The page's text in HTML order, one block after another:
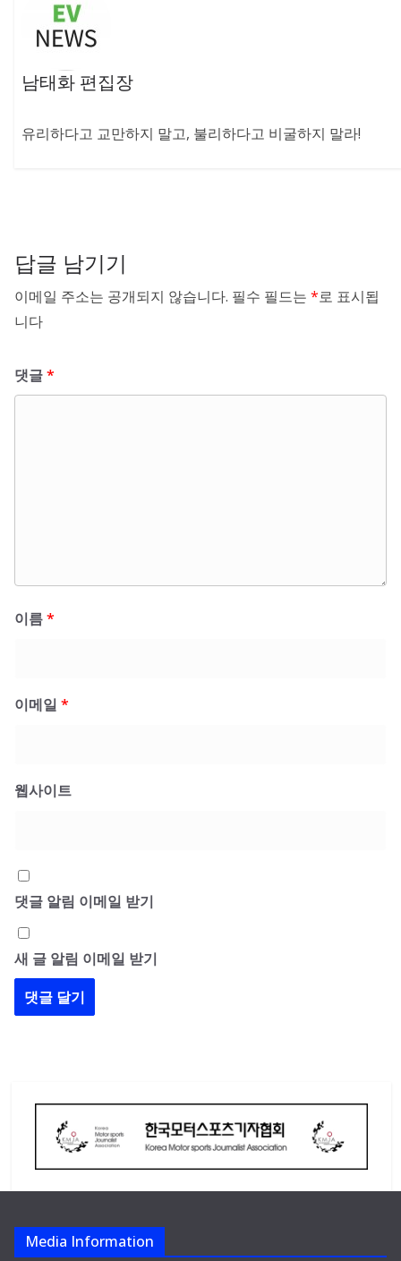
남태화 편집장
유리하다고 교만하지 말고, 불리하다고 비굴하지 말라!
답글 남기기
이메일 주소는 공개되지 않습니다. 필수 필드는 *로 표시됩
니다
댓글*
이름*
이메일 *
웹사이트
댓글 알림 이메일 받기
새 글 알림 이메일 받기
Media Information